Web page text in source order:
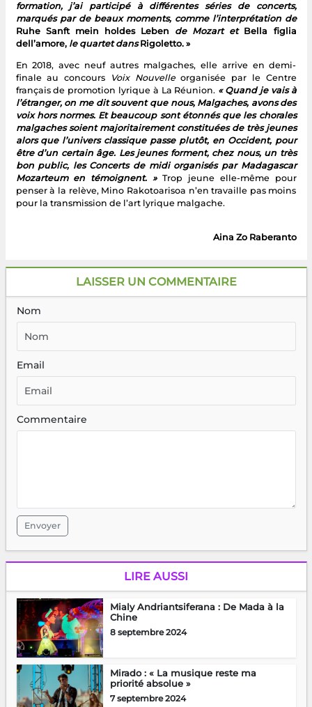
formation, j’ai participé à différentes séries de concerts,
marqués par de beaux moments, comme l’interprétation de
Ruhe Sanft mein holdes Leben de Mozart et Bella figlia
dell’amore,le quartet dansRigoletto. »
En 2018, avec neuf autres malgaches, elle arrive en demi-
finale au concours
Voix Nouvelleorganisée par le Centre
français de promotion lyrique à La Réunion. « Quand je vais à
l’étranger, on me dit souvent que nous, Malgaches, avons des
voix hors normes. Et beaucoup sont étonnés que les chorales
malgaches soient majoritairement constituées de très jeunes
alors que l’univers classique passe plutôt, en Occident, pour
être d’un certain âge. Les jeunes forment, chez nous, un très
bon public, les Concerts de midi organisés par Madagascar
Mozarteum en témoignent. »Trop jeune elle-même pour
penser à la relève, Mino Rakotoarisoa n’en travaille pas moins
pour la transmission de l’art lyrique malgache.
Aina Zo Raberanto
LAISSER UN COMMENTAIRE
Nom
Email
Commentaire
Envoyer
LIRE AUSSI
Mialy Andriantsiferana : De Mada à la
Chine
8 septembre 2024
Mirado : « La musique reste ma
priorité absolue »
7 septembre 2024